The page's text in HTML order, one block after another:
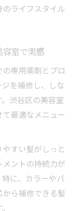
相場を徹底解
料金の注意点
メント活用法
く受けるコツ
メント法
室効果と持続
と持続力の関
ライフスタイル
容室で実感
専用薬剤とプロ
を補修し、しな
渋谷区の美容室
最適なメニュー
すい髪がしっと
ントの持続力が
に、カラーやパ
ら補修できる髪